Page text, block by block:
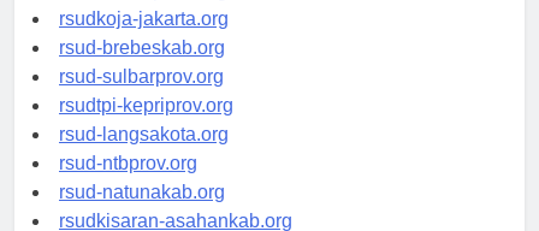
rsud-cilacapkab.org
rsudkoja-jakarta.org
rsud-brebeskab.org
rsud-sulbarprov.org
rsudtpi-kepriprov.org
rsud-langsakota.org
rsud-ntbprov.org
rsud-natunakab.org